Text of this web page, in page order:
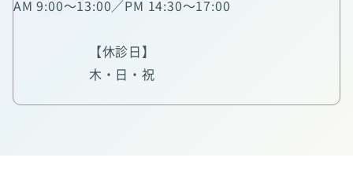
AM 9:00～13:00／PM 14:30～17:00
【休診日】
木・日・祝